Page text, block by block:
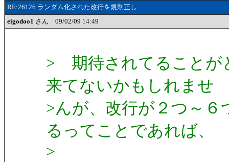
RE:26126 ランダム化された改行を規則正し
eigodoo1 さん 09/02/09 14:49
> 期待されてることが
来てないかもしれませ
>んが、改行が２つ～
るってことであれば、
>